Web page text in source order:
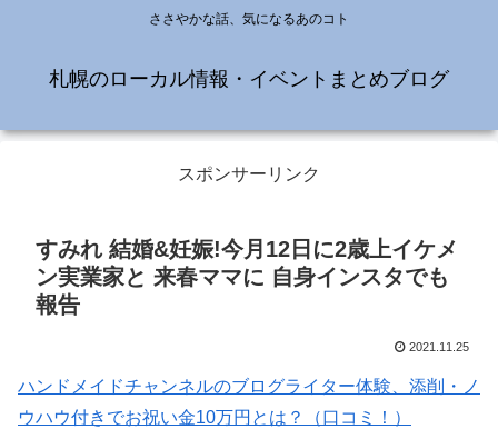
ささやかな話、気になるあのコト
札幌のローカル情報・イベントまとめブログ
スポンサーリンク
すみれ 結婚&妊娠!今月12日に2歳上イケメ
ン実業家と 来春ママに 自身インスタでも
報告
2021.11.25
ハンドメイドチャンネルのブログライター体験、添削・ノ
ウハウ付きでお祝い金10万円とは？（口コミ！）